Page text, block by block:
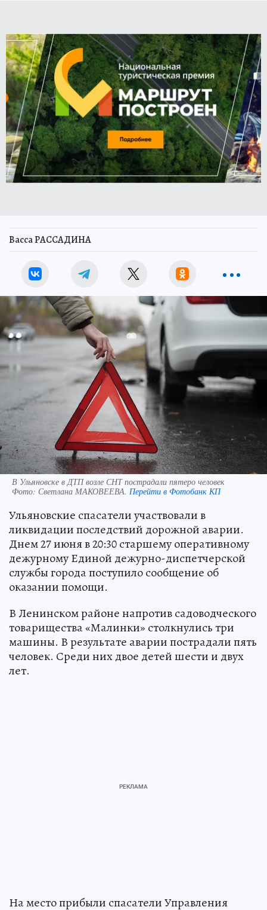
Васса РАССАДИНА
В Ульяновске в ДТП возле СНТ пострадали пятеро человек
Фото: Светлана МАКОВЕЕВА. Перейти в Фотобанк КП
Ульяновские спасатели участвовали в
ликвидации последствий дорожной аварии.
Днем 27 июня в 20:30 старшему оперативному
дежурному Единой дежурно-диспетчерской
службы города поступило сообщение об
оказании помощи.
В Ленинском районе напротив садоводческого
товарищества «Малинки» столкнулись три
машины. В результате аварии пострадали пять
человек. Среди них двое детей шести и двух
лет.
На место прибыли спасатели Управления